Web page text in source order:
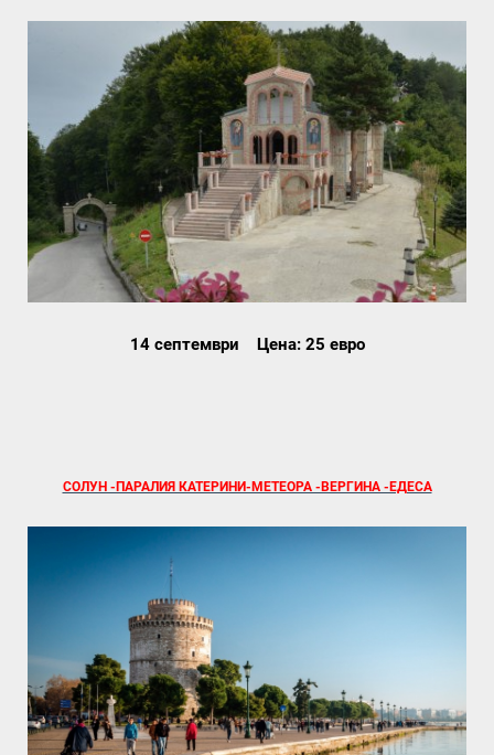
14 септември Цена: 25 евро
СОЛУН -ПАРАЛИЯ КАТЕРИНИ-МЕТЕОРА -ВЕРГИНА -ЕДЕСА